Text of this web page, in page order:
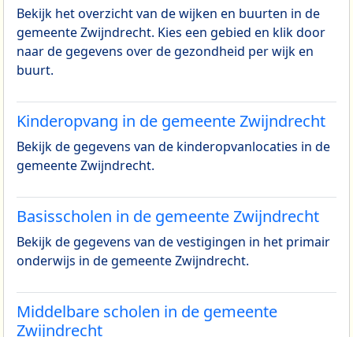
Bekijk het overzicht van de wijken en buurten in de
gemeente Zwijndrecht. Kies een gebied en klik door
naar de gegevens over de gezondheid per wijk en
buurt.
Kinderopvang in de gemeente Zwijndrecht
Bekijk de gegevens van de kinderopvanlocaties in de
gemeente Zwijndrecht.
Basisscholen in de gemeente Zwijndrecht
Bekijk de gegevens van de vestigingen in het primair
onderwijs in de gemeente Zwijndrecht.
Middelbare scholen in de gemeente
Zwijndrecht